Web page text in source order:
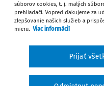
dokumentov:2
exkurz Návrhom
súborov cookies, t. j. malých
prehliadači. Vopred ďakujeme za
zlepšovanie našich služieb a
mieru. Viac informácií
Prijať